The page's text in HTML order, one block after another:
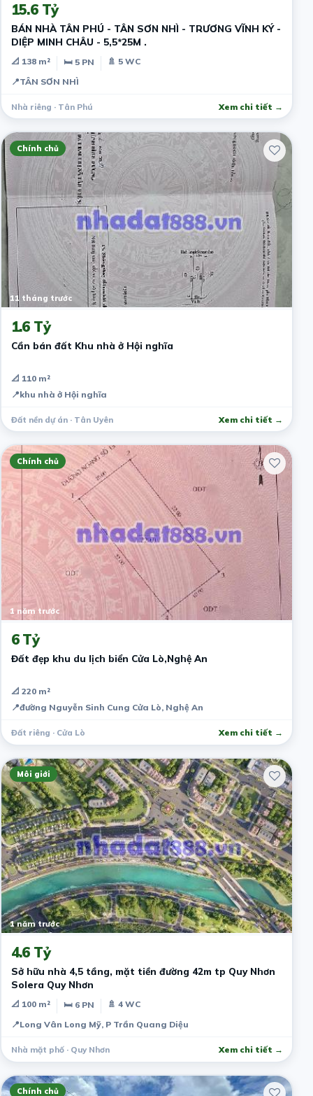
15.6 Tỷ
BÁN NHÀ TÂN PHÚ - TÂN SƠN NHÌ - TRƯƠNG VĨNH KÝ -
DIỆP MINH CHÂU - 5,5*25M .
📐 138 m² 🛏 5 PN
🚿 5 WC
📍TÂN SƠN NHÌ
Nhà riêng · Tân Phú Xem chi tiết →
Chính chủ
11 tháng trước
1.6 Tỷ
Cần bán đất Khu nhà ở Hội nghĩa
📐 110 m²
📍khu nhà ở Hội nghĩa
Đất nền dự án · Tân Uyên Xem chi tiết →
Chính chủ
1 năm trước
6 Tỷ
Đất đẹp khu du lịch biển Cửa Lò,Nghệ An
📐 220 m²
📍đường Nguyễn Sinh Cung Cửa Lò, Nghệ An
Đất riêng · Cửa Lò Xem chi tiết →
Môi giới
1 năm trước
4.6 Tỷ
Sở hữu nhà 4,5 tầng, mặt tiền đường 42m tp Quy Nhơn
Solera Quy Nhơn
📐 100 m² 🛏 6 PN
🚿 4 WC
📍Long Vân Long Mỹ, P Trần Quang Diệu
Nhà mặt phố · Quy Nhơn Xem chi tiết →
Chính chủ